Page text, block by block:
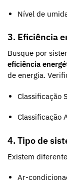
Nível de
3. Eficiência
Busque por
eficiência
de energia.
Classificação
Classificação
4. Tipo de
Existem
Ar-